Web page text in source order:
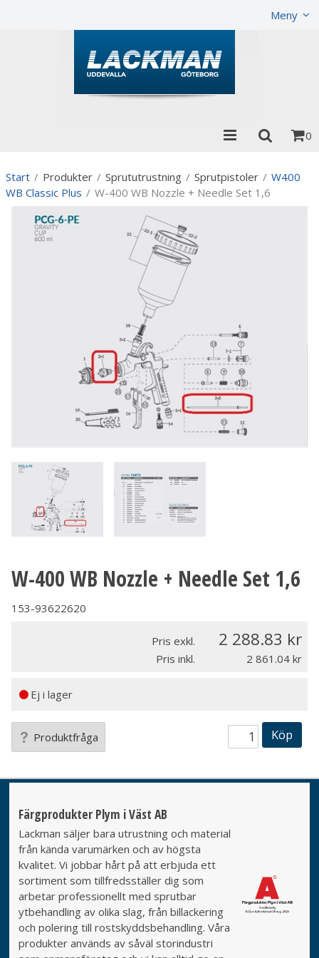
Meny
0
Start / Produkter / Sprututrustning / Sprutpistoler / W400
WB Classic Plus / W-400 WB Nozzle + Needle Set 1,6
W-400 WB Nozzle + Needle Set 1,6
153-93622620
Pris exkl. 2 288.83
Pris inkl. 2 861.04
Ej i lager
Produktfråga Köp
Färgprodukter Plym i Väst AB
Lackman säljer bara utrustning och material
från kända varumärken och av högsta
kvalitet. Vi jobbar hårt på att erbjuda ett
sortiment som tillfredsställer dig som
arbetar professionellt med sprutbar
ytbehandling av olika slag, från billackering
och polering till rostskyddsbehandling. Våra
produkter används av såväl storindustri